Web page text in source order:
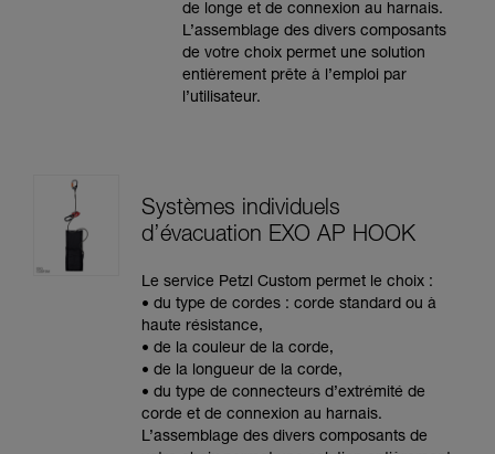
de longe et de connexion au harnais.
L’assemblage des divers composants
de votre choix permet une solution
entièrement prête à l’emploi par
l’utilisateur.
Systèmes individuels
d’évacuation EXO AP HOOK
Le service Petzl Custom permet le choix :
• du type de cordes : corde standard ou à
haute résistance,
• de la couleur de la corde,
• de la longueur de la corde,
• du type de connecteurs d’extrémité de
corde et de connexion au harnais.
L’assemblage des divers composants de